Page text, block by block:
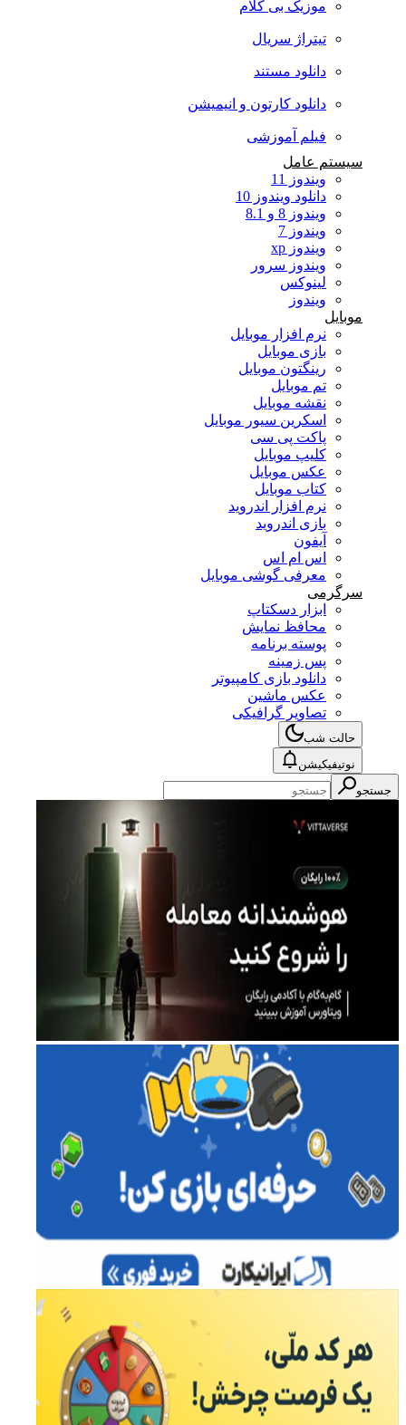
موزیک بی کلام
تیتراژ سریال
دانلود مستند
دانلود کارتون و انیمیشن
فیلم آموزشی
سیستم عامل
ویندوز 11
دانلود ویندوز 10
ویندوز 8 و 8.1
ویندوز 7
ویندوز xp
ویندوز سرور
لینوکس
ویندوز
موبایل
نرم افزار موبایل
بازی موبایل
رینگتون موبایل
تم موبایل
نقشه موبایل
اسکرین سیور موبایل
پاکت پی سی
کلیپ موبایل
عکس موبایل
کتاب موبایل
نرم افزار اندروید
بازی اندروید
آیفون
اس ام اس
معرفی گوشی موبایل
سرگرمی
ابزار دسکتاپ
محافظ نمایش
پوسته برنامه
پس زمینه
دانلود بازی کامپیوتر
عکس ماشین
تصاویر گرافیکی
حالت شب
نوتیفیکیشن
جستجو